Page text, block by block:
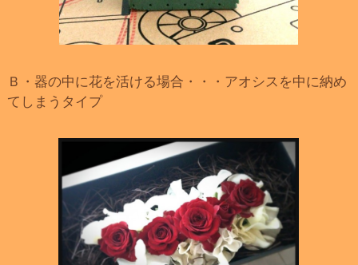
Ｂ・器の中に花を活ける場合・・・アオシスを中に納め
てしまうタイプ